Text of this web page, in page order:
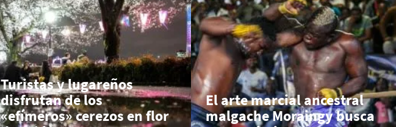
Turistas y lugareños
disfrutan de los
«efímeros» cerezos en flor
El arte marcial ancestral
malgache Moraingy busca